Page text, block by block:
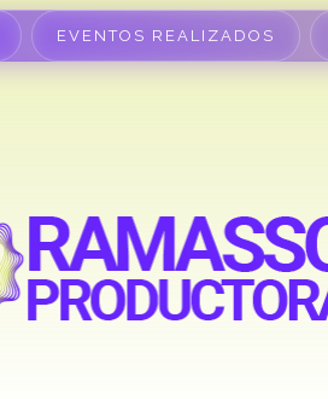
EVENTOS REALIZADOS